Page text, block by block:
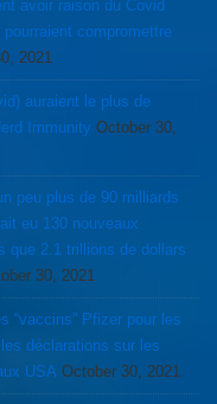
avoir raison du Covid
compromettre
2021
auraient le plus de
Immunity October 30,
peu plus de 90 milliards
eu 130 nouveaux
que 2.1 trillions de dollars
30, 2021
“vaccins” Pfizer pour les
déclarations sur les
USA October 30, 2021